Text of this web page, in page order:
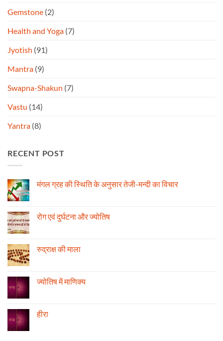
Gemstone (2)
Health and Yoga (7)
Jyotish (91)
Mantra (9)
Swapna-Shakun (7)
Vastu (14)
Yantra (8)
RECENT POST
मंगल ग्रह की स्थिति के अनुसार तेजी-मन्दी का विचार
मंगल
ग्रह
अनुसार
तेजी-
रोग एवं दुर्घटना और ज्योतिष
रोग
एवं
रुद्राक्ष की माला
रुद्राक्ष
की
ज्योतिष में माणिक्य
ज्योतिष
मेंहीरा